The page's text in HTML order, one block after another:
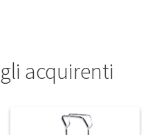
acquirenti